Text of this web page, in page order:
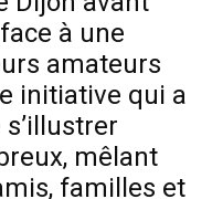
à une
amateurs
initiative qui a
mêlant
familles et